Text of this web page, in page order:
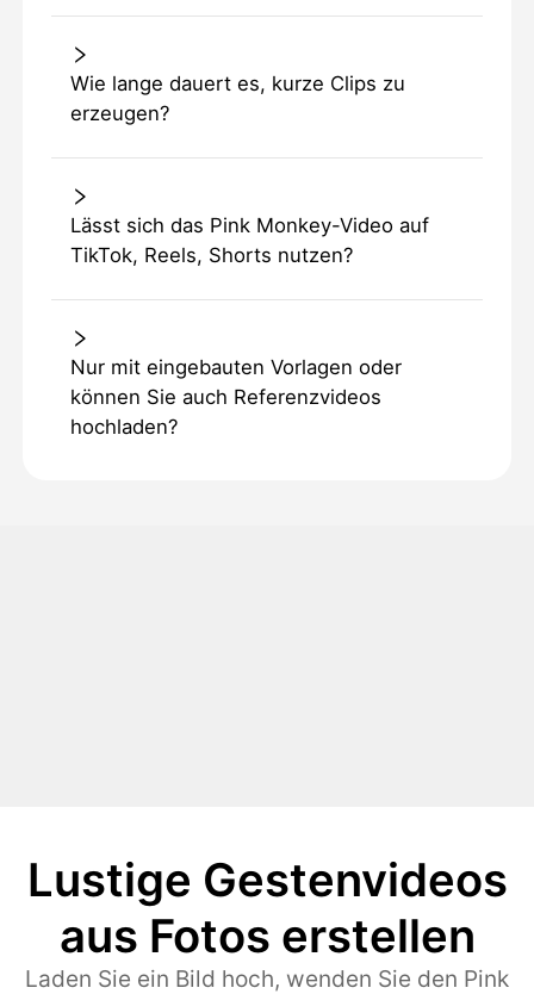
Wie lange dauert es, kurze Clips zu
erzeugen?
Lässt sich das Pink Monkey-Video auf
TikTok, Reels, Shorts nutzen?
Nur mit eingebauten Vorlagen oder
können Sie auch Referenzvideos
hochladen?
Lustige Gestenvideos
aus Fotos erstellen
Laden Sie ein Bild hoch, wenden Sie den Pink